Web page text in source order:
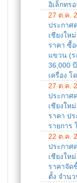
อิเล็กทร
27 ต.ค.
ประกาศ
เชียงให
ราคา ซื้
แขวน (ร
36,000
เครื่อง โ
27 ต.ค.
ประกาศ
เชียงให
ราคา ป
รายการ
22 ต.ค.
ประกาศ
เชียงให
ราคาจัด
ตั้ง จำนว